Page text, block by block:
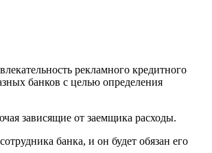
рекламного кредитного
банков с целью определения
зависящие от заемщика расходы.
банка, и он будет обязан его